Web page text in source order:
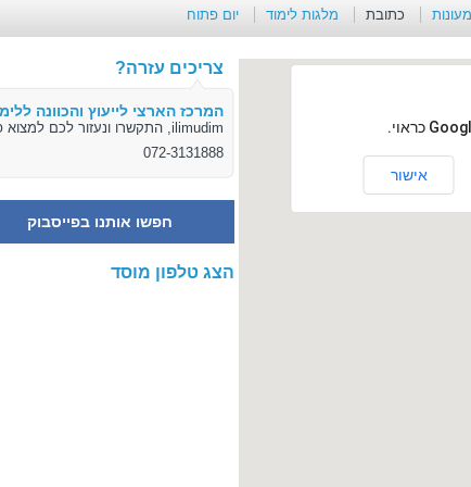
כתובת מלגות לימוד יום פתוח
צריכים עזרה?
המרכז הארצי לייעוץ והכוונה
ilimudim, התקשרו ונעזור לכם למצוא פיתרון
072-3131888
חפשו אותנו בפייסבוק
הצג טלפון מוסד
אישור